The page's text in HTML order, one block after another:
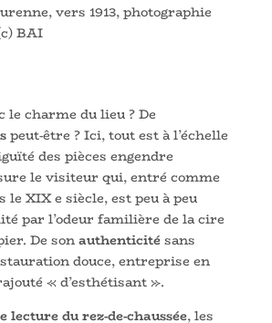
vers 1913, photographie
BAI
le charme du lieu ? De
peut-être ? Ici, tout est à l’échelle
des pièces engendre
le visiteur qui, entré comme
le XIX e siècle, est peu à peu
par l’odeur familière de la cire
De sonauthenticitésans
douce, entreprise en
« d’esthétisant ».
lecture du rez-de-chaussée, les